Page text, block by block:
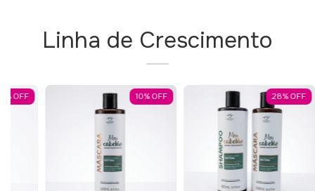
Linha de Crescimento
%OFF 10%OFF 28%OFF